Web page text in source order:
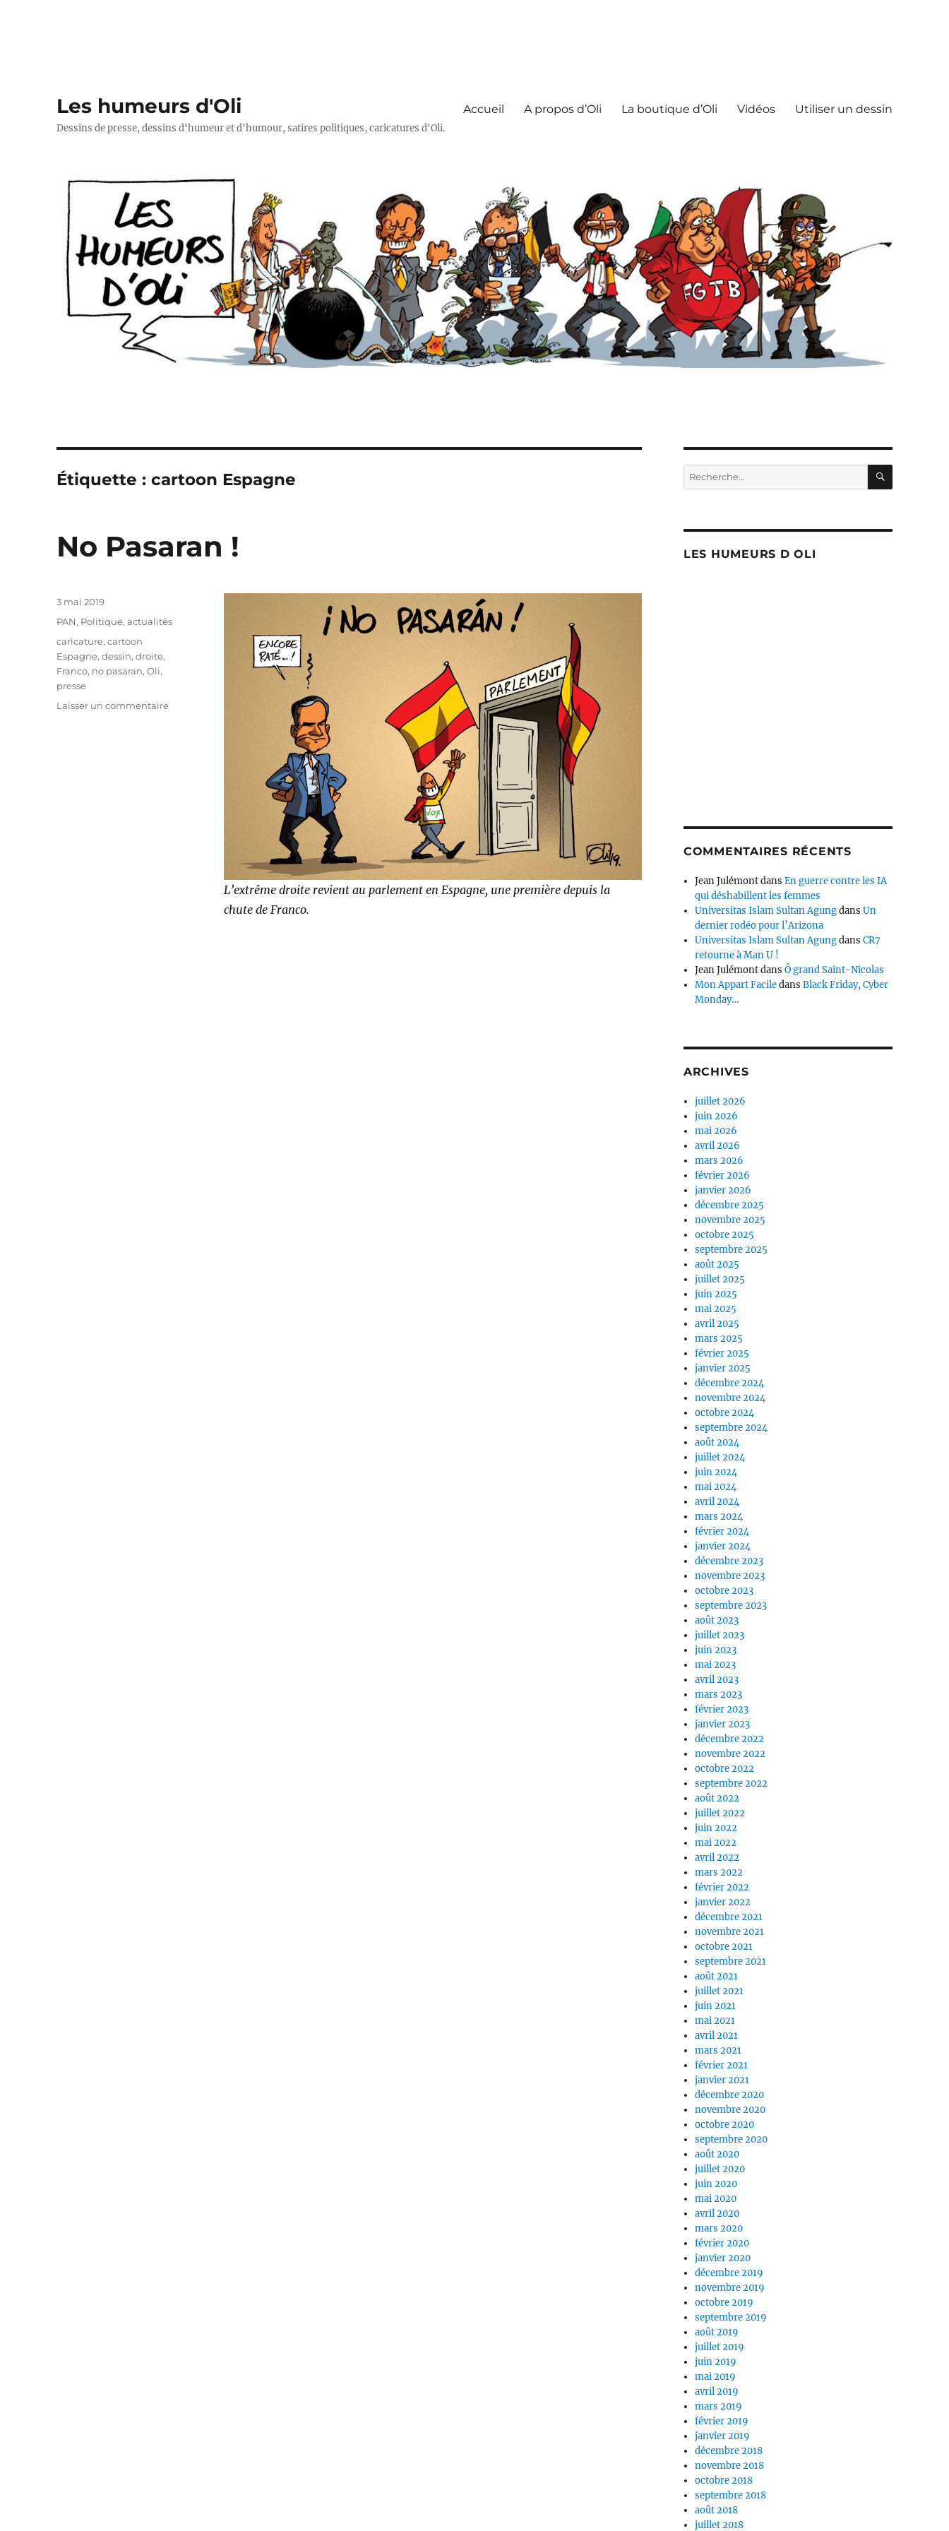
Les humeurs d'Oli
Dessins de presse, dessins d'humeur et d'humour, satires politiques, caricatures d'Oli.
Accueil A propos d’Oli La boutique d’Oli Vidéos Utiliser un dessin
Étiquette :cartoon Espagne
No Pasaran !
L’extrême droite revient au parlement en Espagne, une première depuis la
chute de Franco.
Publié
3 mai 2019
Catégories
PAN, Politique, actualités
Étiquettes
caricature,cartoon
Espagne,dessin,droite,
Franco, no pasaran,Oli,
presse
Laisser un commentairesur
Recherche
pour :
LES HUMEURS D OLI
COMMENTAIRES RÉCENTS
Jean JulémontdansEn guerre contre les IA
qui déshabillent les femmes
Universitas Islam Sultan AgungdansUn
dernier rodéo pour l’Arizona
Universitas Islam Sultan AgungdansCR7
retourne à Man U !
Jean JulémontdansÔ grand Saint-Nicolas
Mon Appart FaciledansBlack Friday, Cyber
Monday…
ARCHIVES
juillet 2026
juin 2026
mai 2026
avril 2026
mars 2026
février 2026
janvier 2026
décembre 2025
novembre 2025
octobre 2025
septembre 2025
août 2025
juillet 2025
juin 2025
mai 2025
avril 2025
mars 2025
février 2025
janvier 2025
décembre 2024
novembre 2024
octobre 2024
septembre 2024
août 2024
juillet 2024
juin 2024
mai 2024
avril 2024
mars 2024
février 2024
janvier 2024
décembre 2023
novembre 2023
octobre 2023
septembre 2023
août 2023
juillet 2023
juin 2023
mai 2023
avril 2023
mars 2023
février 2023
janvier 2023
décembre 2022
novembre 2022
octobre 2022
septembre 2022
août 2022
juillet 2022
juin 2022
mai 2022
avril 2022
mars 2022
février 2022
janvier 2022
décembre 2021
novembre 2021
octobre 2021
septembre 2021
août 2021
juillet 2021
juin 2021
mai 2021
avril 2021
mars 2021
février 2021
janvier 2021
décembre 2020
novembre 2020
octobre 2020
septembre 2020
août 2020
juillet 2020
juin 2020
mai 2020
avril 2020
mars 2020
février 2020
janvier 2020
décembre 2019
novembre 2019
octobre 2019
septembre 2019
août 2019
juillet 2019
juin 2019
mai 2019
avril 2019
mars 2019
février 2019
janvier 2019
décembre 2018
novembre 2018
octobre 2018
septembre 2018
août 2018
juillet 2018